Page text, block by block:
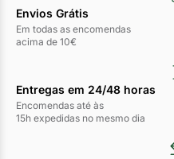
Envios Grátis
Em todas as encomendas
acima de 10€
Entregas em 24/48 horas​
Encomendas até às
15h expedidas no mesmo dia